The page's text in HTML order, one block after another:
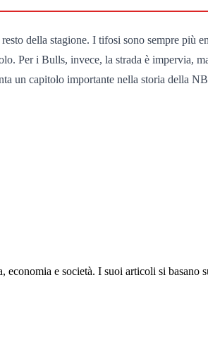
della stagione. I tifosi sono sempre più
Per i Bulls, invece, la strada è impervia,
un capitolo importante nella storia della
e società. I suoi articoli si basano